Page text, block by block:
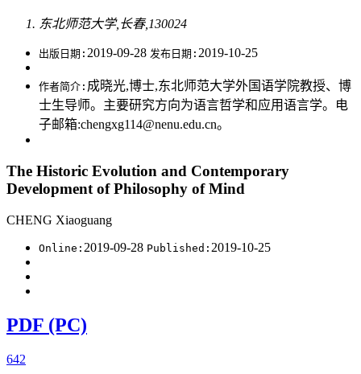
东北师范大学,长春,130024
出版日期: 2019-09-28 发布日期: 2019-10-25
作者简介: 成晓光,博士,东北师范大学外国语学院教授、博
士生导师。主要研究方向为语言哲学和应用语言学。电
子邮箱:chengxg114@nenu.edu.cn。
The Historic Evolution and Contemporary
Development of Philosophy of Mind
CHENG Xiaoguang
Online: 2019-09-28 Published: 2019-10-25
PDF (PC)
642